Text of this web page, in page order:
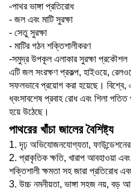
-পাথর ভাঙ্গা প্রতিরোধ
- জল এবং মাটি সুরক্ষা
- সেতু সুরক্ষা
- মাটির গঠন শক্তিশালীকরণ
-সমুদ্র উপকূল এলাকার সুরক্ষা প্রকৌশল
এটি জল সংরক্ষণ প্রকল্প, হাইওয়ে,
সফলভাবে প্রয়োগ করা হয়েছে। বিশ্বে,
ধ্বংসাবশেষ প্রবাহ রোধ এবং শিলা
হয়ে উঠেছে।
পাথরের খাঁচা জালের বৈশিষ্ট্য
1. দৃঢ় অভিযোজনযোগ্যতা, ফাউন্ডেশনের
2. প্রাকৃতিক ক্ষতি, খারাপ আবহাওয়া
শক্তিশালী ক্ষমতা সহ জারা প্রতিরোধ
3. উচ্চ নমনীয়তা, ভাঙ্গা সহজ নয়, বড়